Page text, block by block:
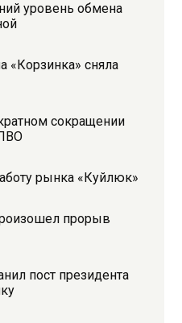
уровень обмена
«Корзинка» сняла
сокращении
рынка «Куйлюк»
прорыв
пост президента